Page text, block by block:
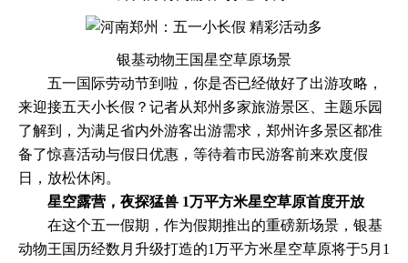
银基动物王国星空草原场景
五一国际劳动节到啦，你是否已经做好了出游攻略，
来迎接五天小长假？记者从郑州多家旅游景区、主题乐园
了解到，为满足省内外游客出游需求，郑州许多景区都准
备了惊喜活动与假日优惠，等待着市民游客前来欢度假
日，放松休闲。
星空露营，夜探猛兽 1万平方米星空草原首度开放
在这个五一假期，作为假期推出的重磅新场景，银基
动物王国历经数月升级打造的1万平方米星空草原将于5月1